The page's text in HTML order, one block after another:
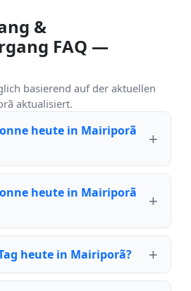
&
FAQ —
basierend auf der aktuellen
aktualisiert.
heute in Mairiporã
heute in Mairiporã
heute in Mairiporã?